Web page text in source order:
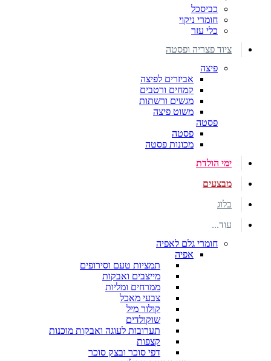
כביסכל
חומרי ניקוי
כלי עזר
ציוד פצריה ופסטה
פיצה
אביזרים לפיצה
קמחים ורטבים
מגשים ורשתות
משוט פיצה
פסטה
פסטה
מכונות פסטה
ימי הולדת
מבצעים
בלוג
עוד...
חומרי גלם לאפיה
אפיה
תמציות טעם וסירופים
מייצבים ואבקות
ממרחים ומליות
צבעי מאכל
קולור מיל
שוקולדים
תערובות לעוגה ואבקות מוכנות
קצפות
דפי סוכר ובצק סוכר